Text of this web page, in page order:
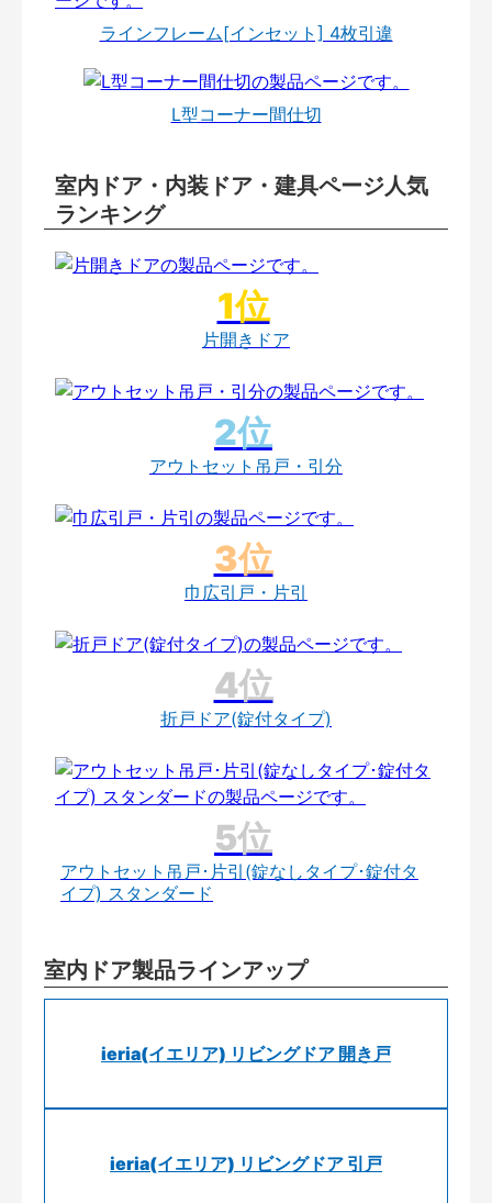
ラインフレーム[インセット] 4枚引違
L型コーナー間仕切
室内ドア・内装ドア・建具ページ人気
ランキング
片開きドア
アウトセット吊戸・引分
巾広引戸・片引
折戸ドア(錠付タイプ)
アウトセット吊戸･片引(錠なしタイプ･錠付タ
イプ) スタンダード
室内ドア製品ラインアップ
ieria(イエリア) リビングドア 開き戸
ieria(イエリア) リビングドア 引戸